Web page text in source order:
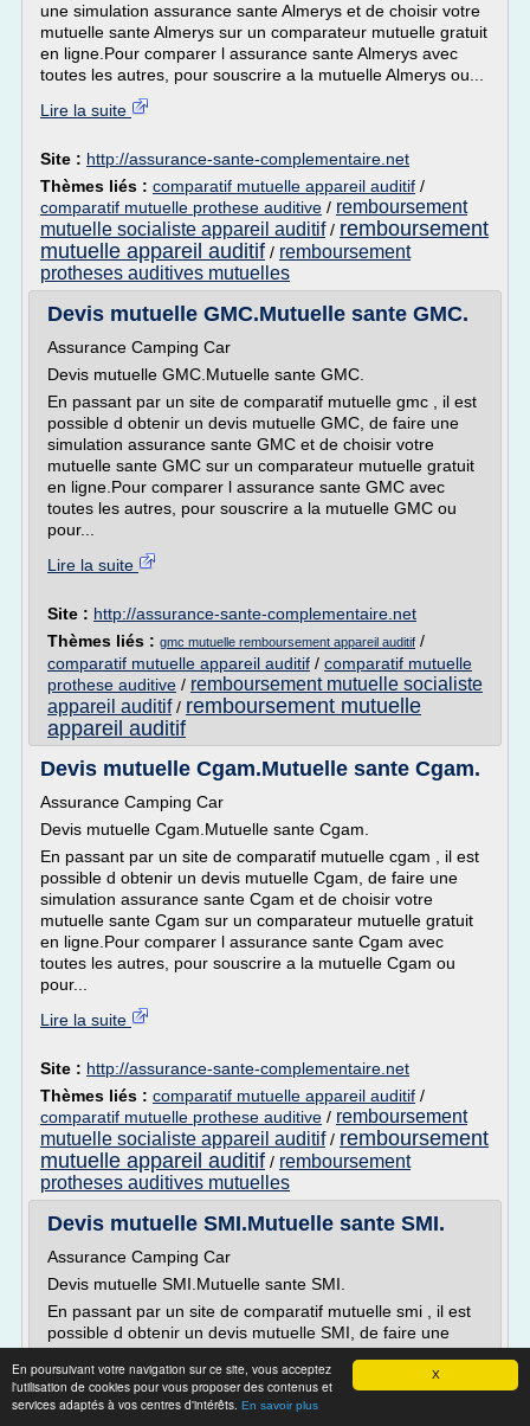
X
En poursuivant votre navigation sur ce site, vous acceptez
l'utilisation de cookies pour vous proposer des contenus et
services adaptés à vos centres d'intérêts. En savoir plus
une simulation assurance sante Almerys et de choisir votre
mutuelle sante Almerys sur un comparateur mutuelle gratuit
en ligne.Pour comparer l assurance sante Almerys avec
toutes les autres, pour souscrire a la mutuelle Almerys ou...
Lire la suite
Site : http://assurance-sante-complementaire.net
Thèmes liés : comparatif mutuelle appareil auditif /
comparatif mutuelle prothese auditive / remboursement
mutuelle socialiste appareil auditif/ remboursement
mutuelle appareil auditif / remboursement
protheses auditives mutuelles
Devis mutuelle GMC.Mutuelle sante GMC.
Assurance Camping Car
Devis mutuelle GMC.Mutuelle sante GMC.
En passant par un site de comparatif mutuelle gmc , il est
possible d obtenir un devis mutuelle GMC, de faire une
simulation assurance sante GMC et de choisir votre
mutuelle sante GMC sur un comparateur mutuelle gratuit
en ligne.Pour comparer l assurance sante GMC avec
toutes les autres, pour souscrire a la mutuelle GMC ou
pour...
Lire la suite
Site : http://assurance-sante-complementaire.net
Thèmes liés : gmc mutuelle remboursement appareil auditif /
comparatif mutuelle appareil auditif / comparatif mutuelle
prothese auditive / remboursement mutuelle socialiste
appareil auditif/ remboursement mutuelle
appareil auditif
Devis mutuelle Cgam.Mutuelle sante Cgam.
Assurance Camping Car
Devis mutuelle Cgam.Mutuelle sante Cgam.
En passant par un site de comparatif mutuelle cgam , il est
possible d obtenir un devis mutuelle Cgam, de faire une
simulation assurance sante Cgam et de choisir votre
mutuelle sante Cgam sur un comparateur mutuelle gratuit
en ligne.Pour comparer l assurance sante Cgam avec
toutes les autres, pour souscrire a la mutuelle Cgam ou
pour...
Lire la suite
Site : http://assurance-sante-complementaire.net
Thèmes liés : comparatif mutuelle appareil auditif /
comparatif mutuelle prothese auditive / remboursement
mutuelle socialiste appareil auditif/ remboursement
mutuelle appareil auditif / remboursement
protheses auditives mutuelles
Devis mutuelle SMI.Mutuelle sante SMI.
Assurance Camping Car
Devis mutuelle SMI.Mutuelle sante SMI.
En passant par un site de comparatif mutuelle smi , il est
possible d obtenir un devis mutuelle SMI, de faire une
simulation assurance sante SMI et de choisir votre
mutuelle sante SMI sur un comparateur mutuelle gratuit
en ligne.Pour comparer l assurance sante SMI avec
toutes les autres, pour souscrire a la mutuelle SMI ou